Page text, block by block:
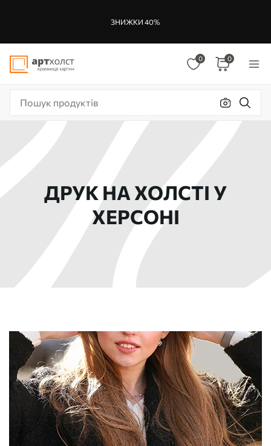
ЗНИЖКИ 40%
0 0
ДРУК НА ХОЛСТІ У
ХЕРСОНІ